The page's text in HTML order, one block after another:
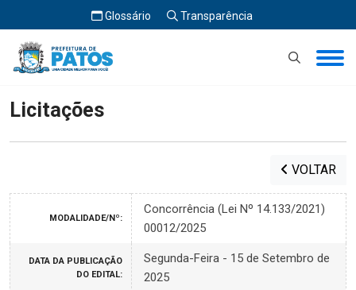
Glossário Transparência
Início Licitações
Licitações
VOLTAR
MODALIDADE/Nº:
Concorrência (Lei Nº 14.133/2021)
00012/2025
DATA DA PUBLICAÇÃO
DO EDITAL:
Segunda-Feira - 15 de Setembro de
2025